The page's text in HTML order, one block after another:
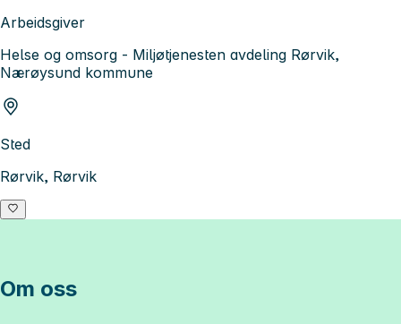
Arbeidsgiver
Helse og omsorg - Miljøtjenesten avdeling Rørvik,
Nærøysund kommune
Sted
Rørvik, Rørvik
Om oss